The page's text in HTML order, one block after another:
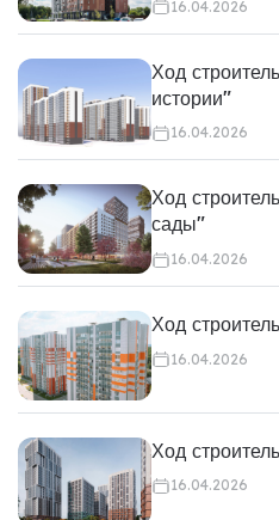
16.04.2026
Ход
истории"
16.04.2026
Ход
сады"
16.04.2026
Ход
16.04.2026
Ход
16.04.2026